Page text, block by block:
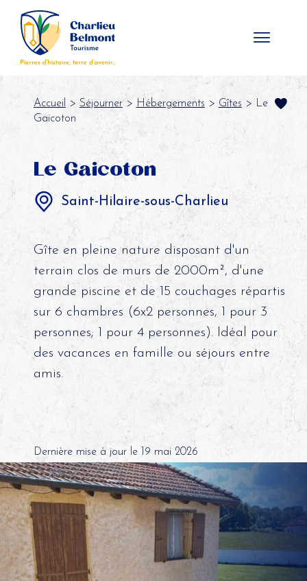
Accueil > Séjourner> Hébergements > Gîtes > Le
Gaicoton
Le Gaicoton
Saint-Hilaire-sous-Charlieu
Gîte en pleine nature disposant d'un
terrain clos de murs de 2000m², d'une
grande piscine et de 15 couchages répartis
sur 6 chambres (6x2 personnes, 1 pour 3
personnes; 1 pour 4 personnes). Idéal pour
des vacances en famille ou séjours entre
amis.
Dernière mise à jour le 19 mai 2026
Panneau de gestion des cookies